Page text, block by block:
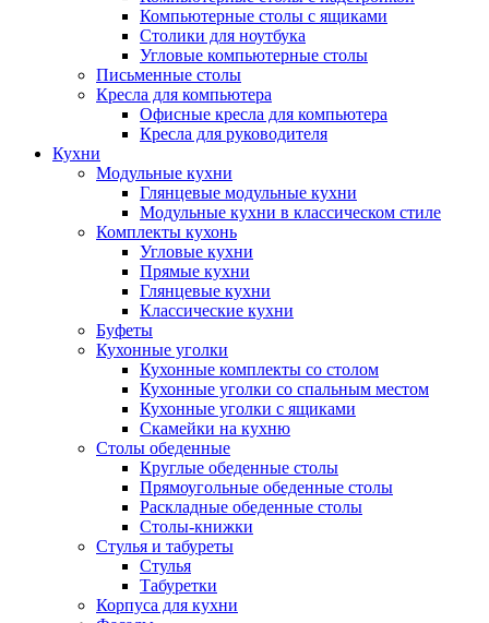
Компьютерные столы с ящиками
Столики для ноутбука
Угловые компьютерные столы
Письменные столы
Кресла для компьютера
Офисные кресла для компьютера
Кресла для руководителя
Кухни
Модульные кухни
Глянцевые модульные кухни
Модульные кухни в классическом стиле
Комплекты кухонь
Угловые кухни
Прямые кухни
Глянцевые кухни
Классические кухни
Буфеты
Кухонные уголки
Кухонные комплекты со столом
Кухонные уголки со спальным местом
Кухонные уголки с ящиками
Скамейки на кухню
Столы обеденные
Круглые обеденные столы
Прямоугольные обеденные столы
Раскладные обеденные столы
Столы-книжки
Стулья и табуреты
Стулья
Табуретки
Корпуса для кухни